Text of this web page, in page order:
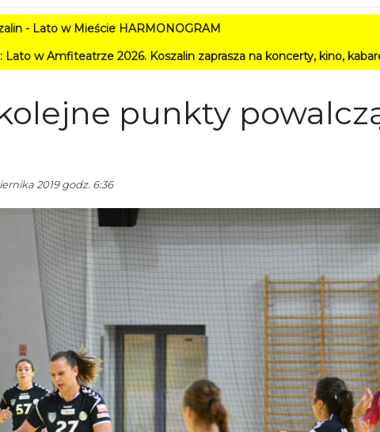
HARMONOGRAM
2026. Koszalin zaprasza na koncerty, kino, kabarety i festiwale
punkty
2019 godz. 6:36